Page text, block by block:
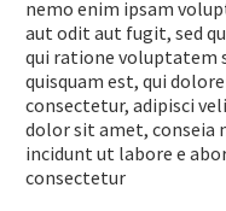
nemo enim ipsam
aut odit aut fugit, sed
qui ratione voluptatem
quisquam est, qui
consectetur, adipisci
dolor sit amet, conseia
incidunt ut labore e
consectetur